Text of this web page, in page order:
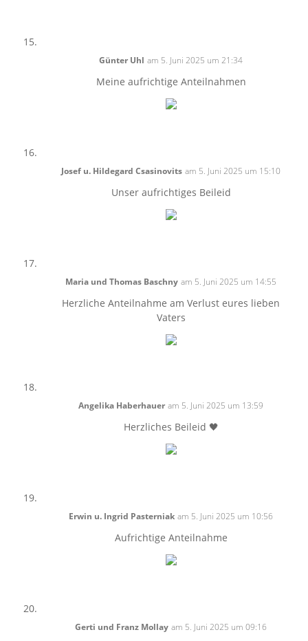
Günter Uhl am 5. Juni 2025 um 21:34
Meine aufrichtige Anteilnahmen
Josef u. Hildegard Csasinovits am 5. Juni 2025 um 15:10
Unser aufrichtiges Beileid
Maria und Thomas Baschny am 5. Juni 2025 um 14:55
Herzliche Anteilnahme am Verlust eures lieben
Vaters
Angelika Haberhauer am 5. Juni 2025 um 13:59
Herzliches Beileid 🖤
Erwin u. Ingrid Pasterniak am 5. Juni 2025 um 10:56
Aufrichtige Anteilnahme
Gerti und Franz Mollay am 5. Juni 2025 um 09:16